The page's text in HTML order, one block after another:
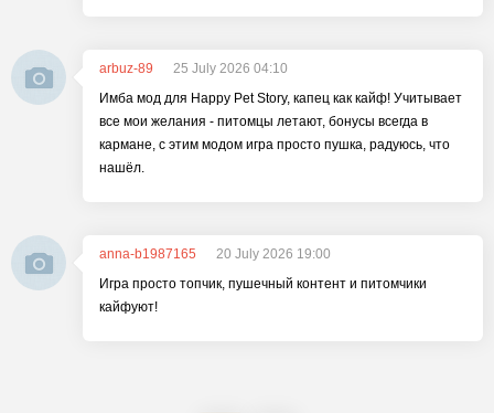
arbuz-89
25 July 2026 04:10
Имба мод для Happy Pet Story, капец как кайф! Учитывает
все мои желания - питомцы летают, бонусы всегда в
кармане, с этим модом игра просто пушка, радуюсь, что
нашёл.
anna-b1987165
20 July 2026 19:00
Игра просто топчик, пушечный контент и питомчики
кайфуют!